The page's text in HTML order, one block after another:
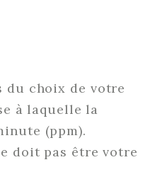
du choix de votre
à laquelle la
(ppm).
doit pas être votre